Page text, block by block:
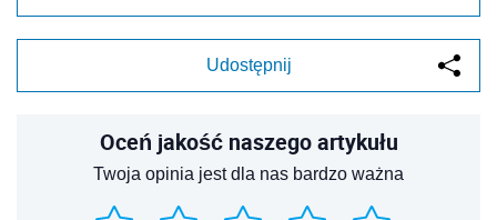
Udostępnij
Oceń jakość naszego artykułu
Twoja opinia jest dla nas bardzo ważna